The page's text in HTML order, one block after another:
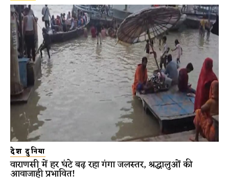
देश दुनिया
वाराणसी में हर घंटे बढ़ रहा गंगा जलस्तर, श्रद्धालुओं की
आवाजाही प्रभावित!